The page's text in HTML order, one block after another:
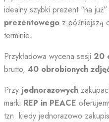
idealny szybki prezent “na
prezentowego z późniejszą
terminie.
Przykładowa wycena sesji 20
brutto, 40 obrobionych
Przy jednorazowych
marki REP in PEACE
tzn. kiedy jednorazowo